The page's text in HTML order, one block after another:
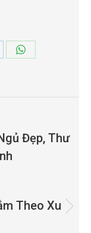
Share
Đẹp, Thư
Theo Xu